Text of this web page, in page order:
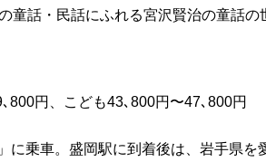
話・民話にふれる宮沢賢治の童話の
円、こども43､800円〜47､800円
に乗車。盛岡駅に到着後は、岩手県を